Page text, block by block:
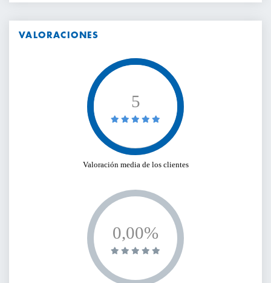
VALORACIONES
5
Valoración media de los clientes
0,00%